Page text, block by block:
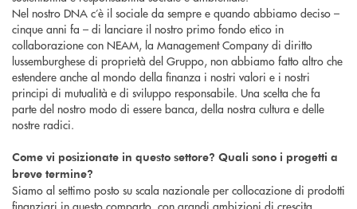
Nel nostro DNA c’è il sociale da sempre e quando abbiamo deciso –
cinque anni fa – di lanciare il nostro primo fondo etico in
collaborazione con NEAM, la Management Company di diritto
lussemburghese di proprietà del Gruppo, non abbiamo fatto altro che
estendere anche al mondo della finanza i nostri valori e i nostri
principi di mutualità e di sviluppo responsabile. Una scelta che fa
parte del nostro modo di essere banca, della nostra cultura e delle
nostre radici.
Come vi posizionate in questo settore? Quali sono i progetti a
breve termine?
Siamo al settimo posto su scala nazionale per collocazione di prodotti